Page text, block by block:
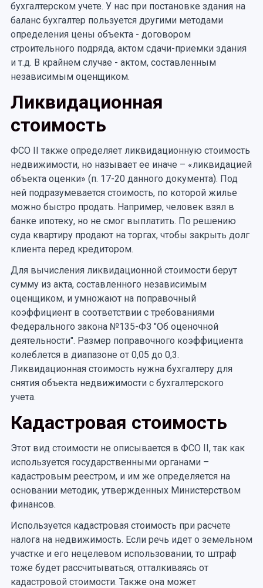
бухгалтерском учете. У нас при постановке здания на
баланс бухгалтер пользуется другими методами
определения цены объекта - договором
строительного подряда, актом сдачи-приемки здания
и т.д. В крайнем случае - актом, составленным
независимым оценщиком.
Ликвидационная
стоимость
ФСО II также определяет ликвидационную стоимость
недвижимости, но называет ее иначе – «ликвидацией
объекта оценки» (п. 17-20 данного документа). Под
ней подразумевается стоимость, по которой жилье
можно быстро продать. Например, человек взял в
банке ипотеку, но не смог выплатить. По решению
суда квартиру продают на торгах, чтобы закрыть долг
клиента перед кредитором.
Для вычисления ликвидационной стоимости берут
сумму из акта, составленного независимым
оценщиком, и умножают на поправочный
коэффициент в соответствии с требованиями
Федерального закона №135-ФЗ "Об оценочной
деятельности". Размер поправочного коэффициента
колеблется в диапазоне от 0,05 до 0,3.
Ликвидационная стоимость нужна бухгалтеру для
снятия объекта недвижимости с бухгалтерского
учета.
Кадастровая стоимость
Этот вид стоимости не описывается в ФСО II, так как
используется государственными органами –
кадастровым реестром, и им же определяется на
основании методик, утвержденных Министерством
финансов.
Используется кадастровая стоимость при расчете
налога на недвижимость. Если речь идет о земельном
участке и его нецелевом использовании, то штраф
тоже будет рассчитываться, отталкиваясь от
кадастровой стоимости. Также она может